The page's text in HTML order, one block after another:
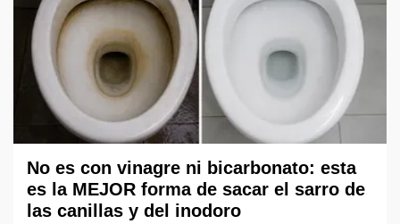
No es con vinagre ni bicarbonato: esta
es la MEJOR forma de sacar el sarro de
las canillas y del inodoro